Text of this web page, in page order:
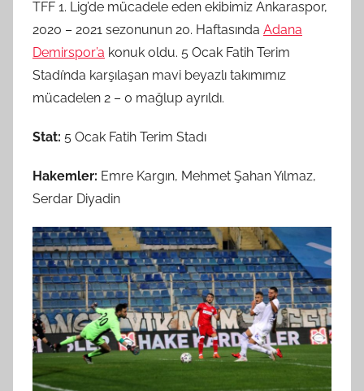
TFF 1. Lig’de mücadele eden ekibimiz Ankaraspor,
2020 – 2021 sezonunun 20. Haftasında Adana
Demirspor’a konuk oldu. 5 Ocak Fatih Terim
Stadı’nda karşılaşan mavi beyazlı takımımız
mücadelen 2 – 0 mağlup ayrıldı.
Stat: 5 Ocak Fatih Terim Stadı
Hakemler: Emre Kargın, Mehmet Şahan Yılmaz,
Serdar Diyadin